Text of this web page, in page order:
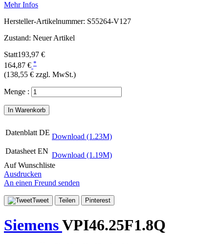
Mehr Infos
Hersteller-Artikelnummer: S55264-V127
Zustand: Neuer Artikel
Statt193,97 €
164,87 € *
(138,55 € zzgl. MwSt.)
Menge :
In Warenkorb
Datenblatt DE Download (1.23M)
Datasheet EN Download (1.19M)
Auf Wunschliste
Ausdrucken
An einen Freund senden
Tweet Teilen Pinterest
SiemensVPI46.25F1.8Q